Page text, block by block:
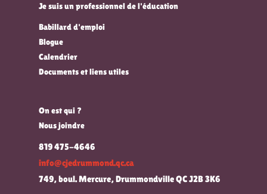
Je suis un professionnel de l'éducation
Babillard d'emploi
Blogue
Calendrier
Documents et liens utiles
On est qui ?
Nous joindre
819 475-4646
info@cjedrummond.qc.ca
749, boul. Mercure, Drummondville QC J2B 3K6